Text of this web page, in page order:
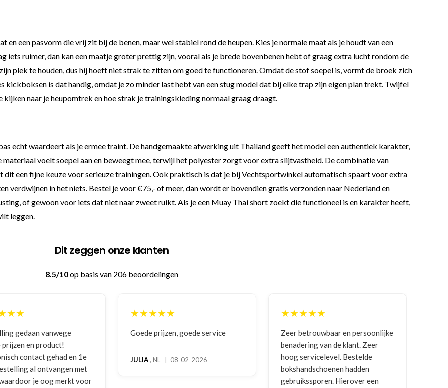
een pasvorm die vrij zit bij de benen, maar wel stabiel rond de heupen. Kies je normale maat als je houdt van een
iets ruimer, dan kan een maatje groter prettig zijn, vooral als je brede bovenbenen hebt of graag extra lucht rondom de
plek te houden, dus hij hoeft niet strak te zitten om goed te functioneren. Omdat de stof soepel is, vormt de broek zich
kickboksen is dat handig, omdat je zo minder last hebt van een stug model dat bij elke trap zijn eigen plan trekt. Twijfel
kijken naar je heupomtrek en hoe strak je trainingskleding normaal graag draagt.
echt waardeert als je ermee traint. De handgemaakte afwerking uit Thailand geeft het model een authentiek karakter,
voelt soepel aan en beweegt mee, terwijl het polyester zorgt voor extra slijtvastheid. De combinatie van
een fijne keuze voor serieuze trainingen. Ook praktisch is dat je bij Vechtsportwinkel automatisch spaart voor extra
verdwijnen in het niets. Bestel je voor €75,- of meer, dan wordt er bovendien gratis verzonden naar Nederland en
of gewoon voor iets dat niet naar zweet ruikt. Als je een Muay Thai short zoekt die functioneel is en karakter heeft,
leggen.
Dit zeggen onze klanten
8.5/10op basis van 206 beoordelingen
prijzen, goede service
NL | 08-02-2026
★★★★★
Zeer betrouwbaar en persoonlijke
hoog servicelevel. Bestelde
★★★★★
Goede communicatie, artikel goed
ontvangen
NICO VERMUNICHT , BE | 29-01-
2026